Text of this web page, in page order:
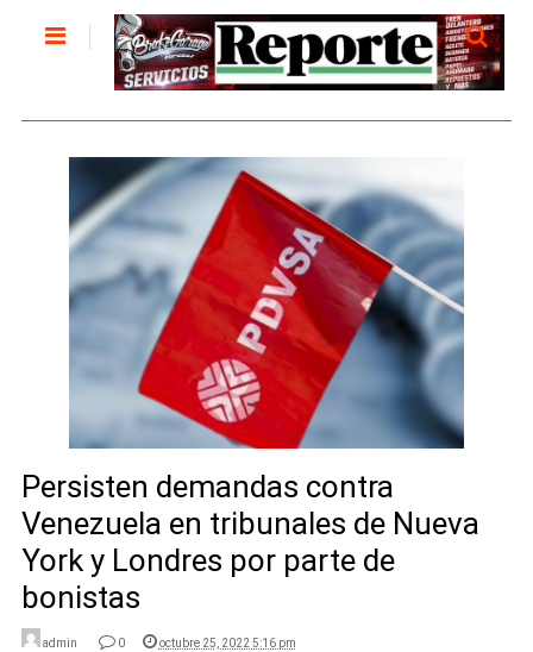
Persisten demandas contra
Venezuela en tribunales de Nueva
York y Londres por parte de
bonistas
admin 0 octubre 25, 2022 5:16 pm